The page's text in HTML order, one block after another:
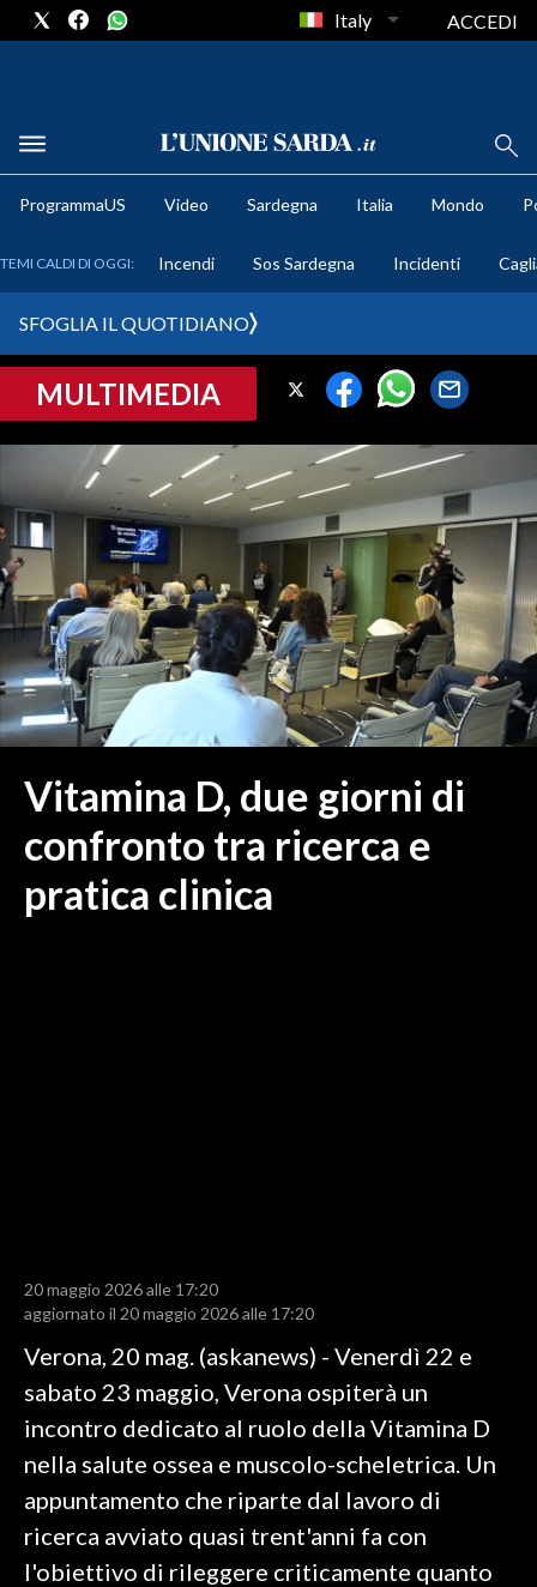
METEO
CRONACA SARDEGNA
PROVINCIA DI CAGLIARI
SULCIS IGLESIENTE
MEDIO CAMPIDANO
ORISTANO E PROVINCIA
SASSARI E PROVINCIA
GALLURA
NUORO E PROVINCIA
OGLIASTRA
ITALIA
MONDO
RISULTATI E CLASSIFICHE
CALCIO REGIONALE
BASKET
VOLLEY
MOTORI
TENNIS
ALTRI SPORT
Italy ACCEDI
ProgrammaUS Video Sardegna Italia Mondo
TEMI CALDI DI OGGI: Incendi Sos Sardegna Incidenti
SFOGLIA IL QUOTIDIANO
MULTIMEDIA
Vitamina D, due giorni di
confronto tra ricerca e
pratica clinica
20 maggio 2026 alle 17:20
aggiornato il 20 maggio 2026 alle 17:20
Verona, 20 mag. (askanews) - Venerdì 22 e
sabato 23 maggio, Verona ospiterà un
incontro dedicato al ruolo della Vitamina D
nella salute ossea e muscolo-scheletrica. Un
appuntamento che riparte dal lavoro di
ricerca avviato quasi trent'anni fa con
l'obiettivo di rileggere criticamente quanto